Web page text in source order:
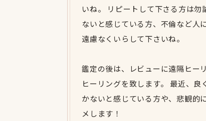
いね。 リピートして下さる方は
ないと感じている方、不倫など人
遠慮なくいらして下さいね。
鑑定の後は、レビューに遠隔ヒー
ヒーリングを致します。 最近、
かないと感じている方や、悲観的
メします！